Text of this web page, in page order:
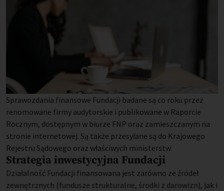
Sprawozdania finansowe Fundacji badane są co roku przez
renomowane firmy audytorskie i publikowane w Raporcie
Rocznym, dostępnym w biurze FNP oraz zamieszczanym na
stronie internetowej. Są także przesyłane są do Krajowego
Rejestru Sądowego oraz właściwych ministerstw.
Strategia inwestycyjna Fundacji
Działalność Fundacji finansowana jest zarówno ze źródeł
zewnętrznych (fundusze strukturalne, środki z darowizn), jak i